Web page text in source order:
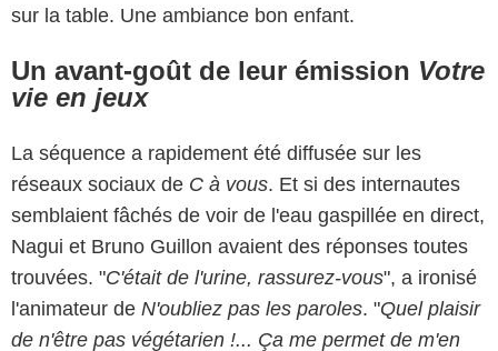
sur la table. Une ambiance bon enfant.
Un avant-goût de leur émission Votre
vie en jeux
La séquence a rapidement été diffusée sur les
réseaux sociaux de C à vous. Et si des internautes
semblaient fâchés de voir de l'eau gaspillée en direct,
Nagui et Bruno Guillon avaient des réponses toutes
trouvées. "C'était de l'urine, rassurez-vous", a ironisé
l'animateur de N'oubliez pas les paroles. "Quel plaisir
de n'être pas végétarien !... Ça me permet de m'en